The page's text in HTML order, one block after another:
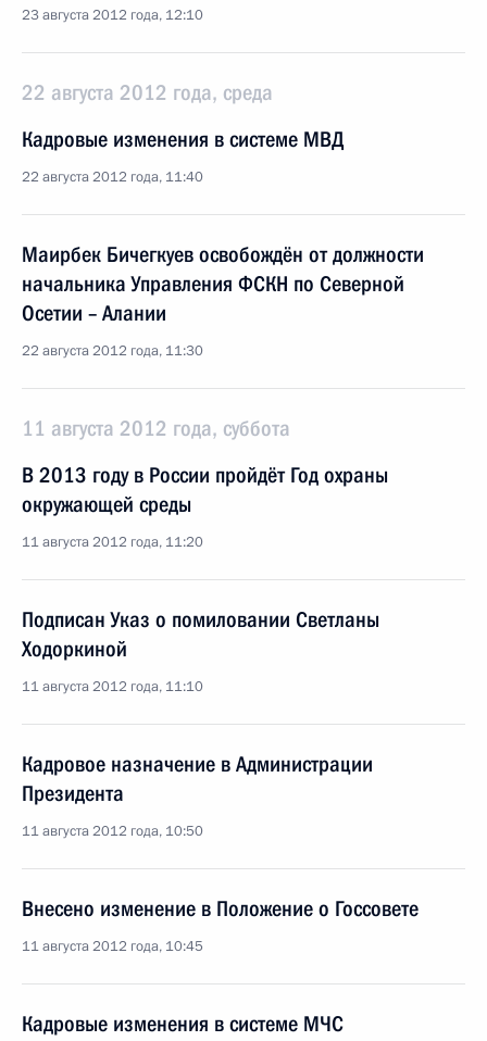
23 августа 2012 года, 12:10
22 августа 2012 года, среда
Кадровые изменения в системе МВД
22 августа 2012 года, 11:40
Маирбек Бичегкуев освобождён от должности
начальника Управления ФСКН по Северной
Осетии – Алании
22 августа 2012 года, 11:30
11 августа 2012 года, суббота
В 2013 году в России пройдёт Год охраны
окружающей среды
11 августа 2012 года, 11:20
Подписан Указ о помиловании Светланы
Ходоркиной
11 августа 2012 года, 11:10
Кадровое назначение в Администрации
Президента
11 августа 2012 года, 10:50
Внесено изменение в Положение о Госсовете
11 августа 2012 года, 10:45
Кадровые изменения в системе МЧС